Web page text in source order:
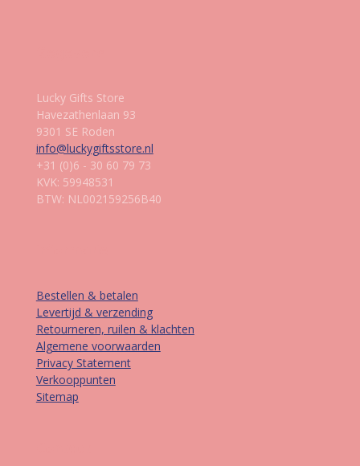
Lucky Gifts Store
Havezathenlaan 93
9301 SE Roden
info@luckygiftsstore.nl
+31 (0)6 - 30 60 79 73
KVK: 59948531
BTW: NL002159256B40
Bestellen & betalen
Levertijd & verzending
Retourneren, ruilen & klachten
Algemene voorwaarden
Privacy Statement
Verkooppunten
Sitemap